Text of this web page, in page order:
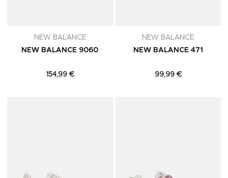
NEW BALANCE
NEW BALANCE 9060
154,99 €
NEW BALANCE
NEW BALANCE 471
99,99 €